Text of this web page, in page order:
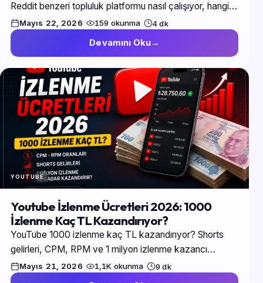
Reddit benzeri topluluk platformu nasıl çalışıyor, hangi
özellikleri sunuyor ve neden gündem oldu? İşte 2026
güncel…
Mayıs 22, 2026· 159 okunma· 4 dk
Devamını Oku
YOUTUBE
Youtube İzlenme Ücretleri 2026: 1000
İzlenme Kaç TL Kazandırıyor?
YouTube 1000 izlenme kaç TL kazandırıyor? Shorts
gelirleri, CPM, RPM ve 1 milyon izlenme kazancı
hakkında tüm detayları bu rehberde öğrenin.
Mayıs 21, 2026· 1,1K okunma· 9 dk